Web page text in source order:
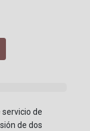
de
de dos